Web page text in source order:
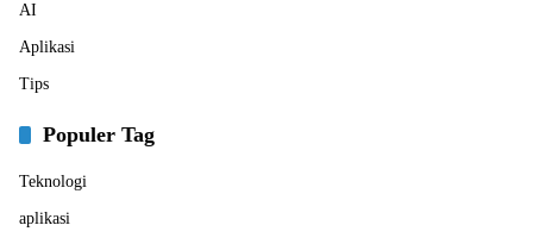
AI
Aplikasi
Tips
Populer Tag
Teknologi
aplikasi